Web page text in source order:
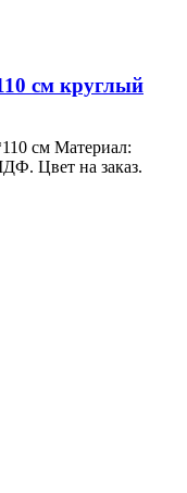
см круглый
см Материал:
Цвет на заказ.